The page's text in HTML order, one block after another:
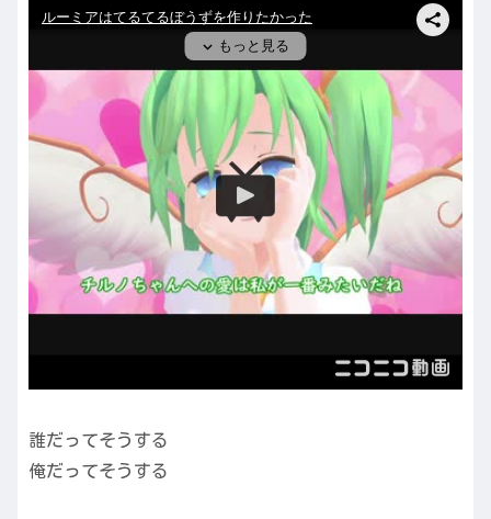
誰だってそうする
俺だってそうする